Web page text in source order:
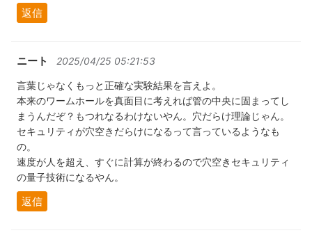
返信
ニート 2025/04/25 05:21:53
言葉じゃなくもっと正確な実験結果を言えよ。
本来のワームホールを真面目に考えれば管の中央に固まってし
まうんだぞ？もつれなるわけないやん。穴だらけ理論じゃん。
セキュリティが穴空きだらけになるって言っているようなも
の。
速度が人を超え、すぐに計算が終わるので穴空きセキュリティ
の量子技術になるやん。
返信